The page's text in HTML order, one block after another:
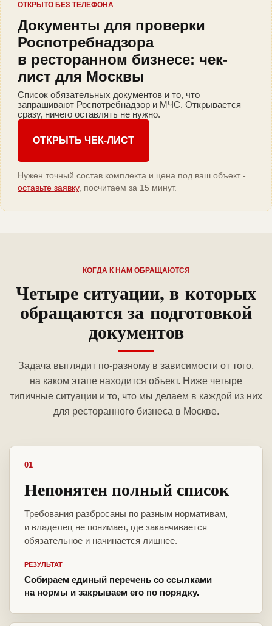
ОТКРЫТО БЕЗ ТЕЛЕФОНА
Документы для проверки
Роспотребнадзора
в ресторанном бизнесе: чек-
лист для Москвы
Список обязательных документов и то, что
запрашивают Роспотребнадзор и МЧС. Открывается
сразу, ничего оставлять не нужно.
ОТКРЫТЬ ЧЕК-ЛИСТ
Нужен точный состав комплекта и цена под ваш объект -
оставьте заявку, посчитаем за 15 минут.
КОГДА К НАМ ОБРАЩАЮТСЯ
Четыре ситуации, в которых
обращаются за подготовкой
документов
Задача выглядит по-разному в зависимости от того,
на каком этапе находится объект. Ниже четыре
типичные ситуации и то, что мы делаем в каждой из них
для ресторанного бизнеса в Москве.
01
Непонятен полный список
Требования разбросаны по разным нормативам,
и владелец не понимает, где заканчивается
обязательное и начинается лишнее.
РЕЗУЛЬТАТ
Собираем единый перечень со ссылками
на нормы и закрываем его по порядку.